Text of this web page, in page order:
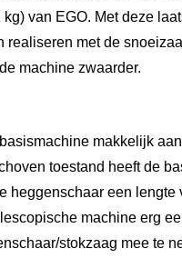
van EGO. Met deze
realiseren met de
machine zwaarder.
makkelijk
toestand heeft de
heggenschaar een
machine erg
stokzaag mee te